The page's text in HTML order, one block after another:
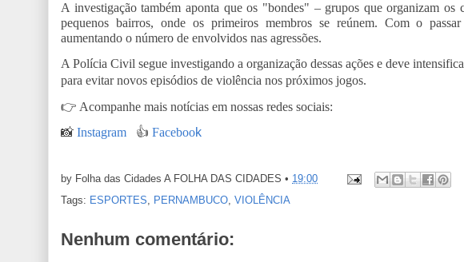
A investigação também aponta que os "bondes" – grupos que organizam os
pequenos bairros, onde os primeiros membros se reúnem. Com o
aumentando o número de envolvidos nas agressões.
A Polícia Civil segue investigando a organização dessas ações e deve
para evitar novos episódios de violência nos próximos jogos.
👉 Acompanhe mais notícias em nossas redes sociais:
📸 Instagram 👍 Facebook
by Folha das Cidades A FOLHA DAS CIDADES • 19:00
Tags: ESPORTES, PERNAMBUCO, VIOLÊNCIA
Nenhum comentário: